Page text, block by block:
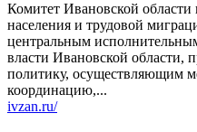
Комитет Ивановской области
населения и трудовой
центральным
власти Ивановской области,
политику, осуществляющим
координацию,...
ivzan.ru/